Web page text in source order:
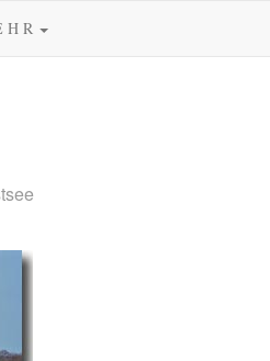
H R